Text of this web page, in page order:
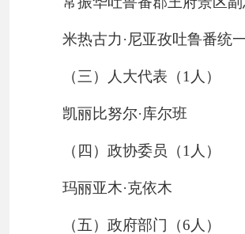
米热古力 ·尼亚孜吐鲁番统
（三）人大代表（1 人）
凯丽比努尔·库尔班
（四）政协委员（1 人）
玛丽亚木·克依木
（五）政府部门（6 人）